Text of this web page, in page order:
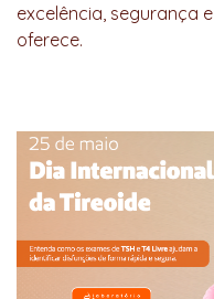
excelência, segurança
oferece.